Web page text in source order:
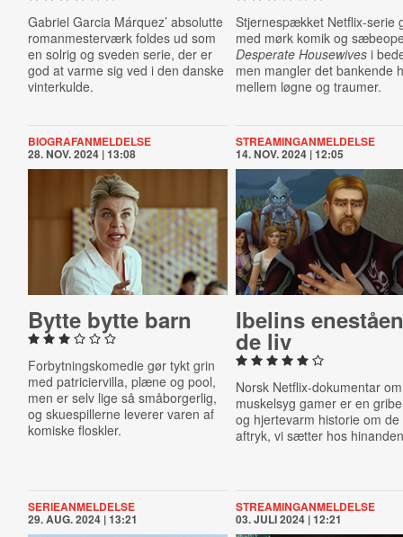
Gabriel Garcia Márquez’ absolutte
romanmesterværk foldes ud som
en solrig og sveden serie, der er
god at varme sig ved i den danske
vinterkulde.
Stjernespækket Netflix-serie
med mørk komik og
Desperate Housewives i
men mangler det bankende
mellem løgne og traumer.
BIOGRAFANMELDELSE
28. NOV. 2024 | 13:08
Bytte bytte barn
Forbytningskomedie gør tykt grin
med patriciervilla, plæne og pool,
men er selv lige så småborgerlig,
og skuespillerne leverer varen af
komiske floskler.
STREAMINGANMELDELSE
14. NOV. 2024 | 12:05
Ibelins
de liv
Norsk Netflix-dokumentar
muskelsyg gamer er en
og hjertevarm historie om de
aftryk, vi sætter hos
SERIEANMELDELSE
29. AUG. 2024 | 13:21
STREAMINGANMELDELSE
03. JULI 2024 | 12:21